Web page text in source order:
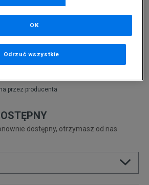
Szczegóły.
przez producenta
dostępny, otrzymasz od nas
Odrzuć wszystkie
OK